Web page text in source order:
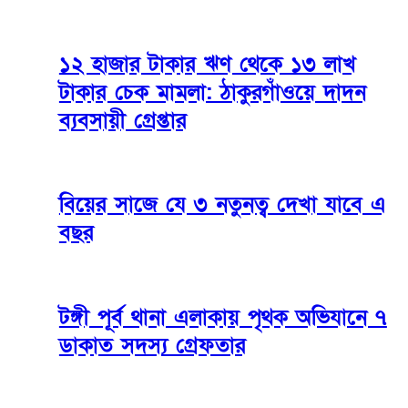
১২ হাজার টাকার ঋণ থেকে ১৩ লাখ
টাকার চেক মামলা: ঠাকুরগাঁওয়ে দাদন
ব্যবসায়ী গ্রেপ্তার
বিয়ের সাজে যে ৩ নতুনত্ব দেখা যাবে এ
বছর
টঙ্গী পূর্ব থানা এলাকায় পৃথক অভিযানে ৭
ডাকাত সদস্য গ্রেফতার